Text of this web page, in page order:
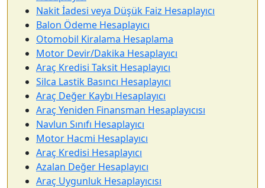
Nakit İadesi veya Düşük Faiz Hesaplayıcı
Balon Ödeme Hesaplayıcı
Otomobil Kiralama Hesaplama
Motor Devir/Dakika Hesaplayıcı
Araç Kredisi Taksit Hesaplayıcı
Silca Lastik Basıncı Hesaplayıcı
Araç Değer Kaybı Hesaplayıcı
Araç Yeniden Finansman Hesaplayıcısı
Navlun Sınıfı Hesaplayıcı
Motor Hacmi Hesaplayıcı
Araç Kredisi Hesaplayıcı
Azalan Değer Hesaplayıcı
Araç Uygunluk Hesaplayıcısı